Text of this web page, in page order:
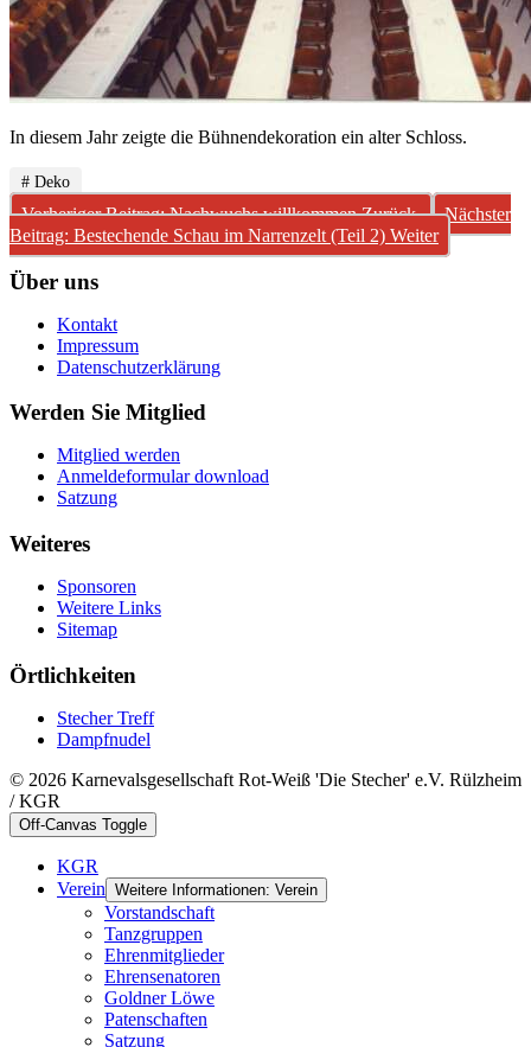
In diesem Jahr zeigte die Bühnendekoration ein alter Schloss.
# Deko
Vorheriger Beitrag: Nachwuchs willkommenZurück
Nächster
Beitrag: Bestechende Schau im Narrenzelt (Teil 2) Weiter
Über uns
Kontakt
Impressum
Datenschutzerklärung
Werden Sie Mitglied
Mitglied werden
Anmeldeformular download
Satzung
Weiteres
Sponsoren
Weitere Links
Sitemap
Örtlichkeiten
Stecher Treff
Dampfnudel
© 2026 Karnevalsgesellschaft Rot-Weiß 'Die Stecher' e.V. Rülzheim
/ KGR
Off-Canvas Toggle
KGR
Verein Weitere Informationen: Verein
Vorstandschaft
Tanzgruppen
Ehrenmitglieder
Ehrensenatoren
Goldner Löwe
Patenschaften
Satzung